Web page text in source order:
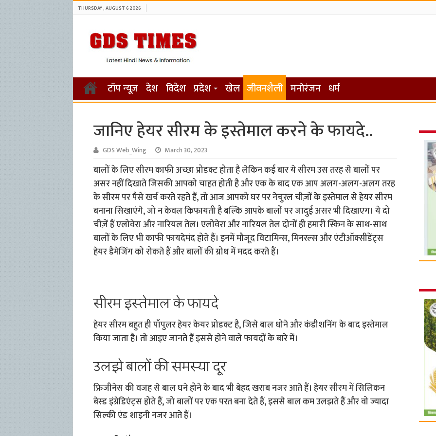
THURSDAY , AUGUST 6 2026
टॉप न्यूज़ देश विदेश प्रदेश खेल जीवनशैली मनोरंजन धर्म
जानिए हेयर सीरम के इस्तेमाल करने के फायदे..
GDS Web_Wing March 30, 2023
बालों के लिए सीरम काफी अच्छा प्रोडक्ट होता है लेकिन कई बार ये सीरम उस तरह से बालों पर
असर नहीं दिखाते जिसकी आपको चाहत होती है और एक के बाद एक आप अलग-अलग-अलग तरह
के सीरम पर पैसे खर्च करते रहते हैं, तो आज आपको घर पर नेचुरल चीज़ों के इस्तेमाल से हेयर सीरम
बनाना सिखाएंगे, जो न केवल किफायती है बल्कि आपके बालों पर जादुई असर भी दिखाएग। ये दो
चीज़ें हैं एलोवेरा और नारियल तेल। एलोवेरा और नारियल तेल दोनों ही हमारी स्किन के साथ-साथ
बालों के लिए भी काफी फायदेमंद होते हैं। इनमें मौजूद विटामिन्स, मिनरल्स और एंटीऑक्सीडेंट्स
हेयर डैमेजिंग को रोकते हैं और बालों की ग्रोथ में मदद करते हैं।
सीरम इस्तेमाल के फायदे
हेयर सीरम बहुत ही पॉपुलर हेयर केयर प्रोडक्ट है, जिसे बाल धोने और कंडीशनिंग के बाद इस्तेमाल
किया जाता है। तो आइए जानते हैं इससे होने वाले फायदों के बारे में।
उलझे बालों की समस्या दूर
फ्रिजीनेस की वजह से बाल घने होने के बाद भी बेहद खराब नजर आते हैं। हेयर सीरम में सिलिकन
बेस्ड इंग्रेडिएंट्स होते हैं, जो बालों पर एक परत बना देते हैं, इससे बाल कम उलझते हैं और वो ज्यादा
सिल्की एंड शाइनी नजर आते हैं।